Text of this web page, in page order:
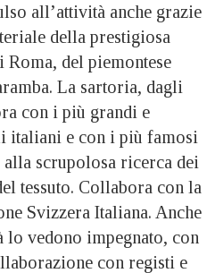
all’attività anche grazie
della prestigiosa
Roma, del piemontese
La sartoria, dagli
con i più grandi e
italiani e con i più famosi
scrupolosa ricerca dei
tessuto. Collabora con la
Svizzera Italiana. Anche
vedono impegnato, con
con registi e